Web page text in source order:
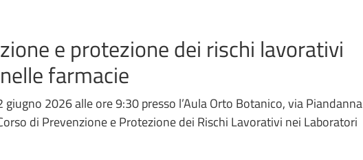
e protezione dei rischi lavorativi
farmacie
2026 alle ore 9:30 presso l’Aula Orto Botanico, via Piandanna
di Prevenzione e Protezione dei Rischi Lavorativi nei Laboratori